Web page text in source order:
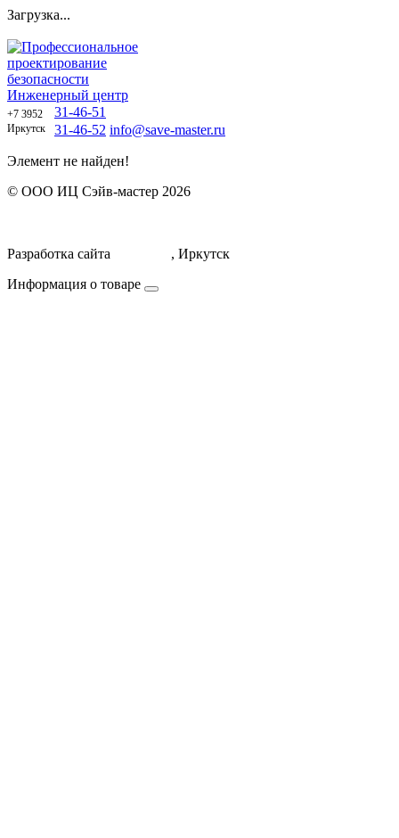
Загрузка...
Профессиональное
проектирование
безопасности
Инженерный центр
+7 3952
Иркутск
31-46-51
31-46-52 info@save-master.ru
Элемент не найден!
© ООО ИЦ Сэйв-мастер 2026
Разработка сайта
, Иркутск
Информация о товаре